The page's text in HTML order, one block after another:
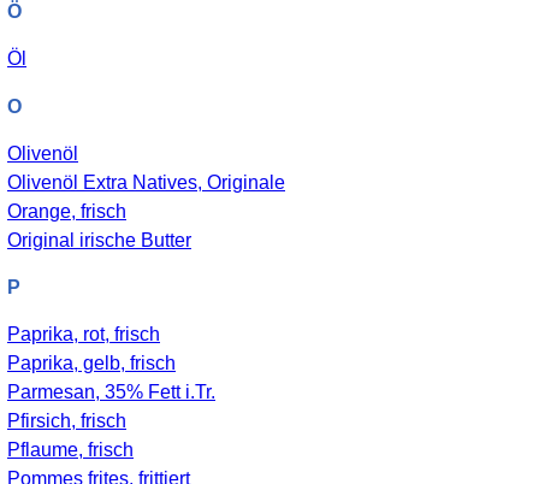
Ö
Öl
O
Olivenöl
Olivenöl Extra Natives, Originale
Orange, frisch
Original irische Butter
P
Paprika, rot, frisch
Paprika, gelb, frisch
Parmesan, 35% Fett i.Tr.
Pfirsich, frisch
Pflaume, frisch
Pommes frites, frittiert